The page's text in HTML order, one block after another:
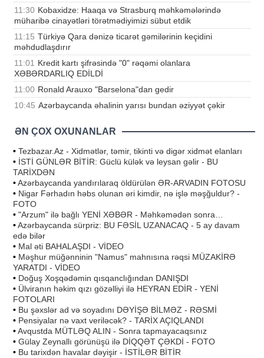
11:30 Kobaxidze: Haaqa və Strasburq məhkəmələrində
müharibə cinayətləri törətmədiyimizi sübut etdik
11:15 Türkiyə Qara dənizə ticarət gəmilərinin keçidini
məhdudlaşdırır
11:01 Kredit kartı şifrəsində "0" rəqəmi olanlara
XƏBƏRDARLIQ EDİLDİ
11:00 Ronald Arauxo "Barselona"dan gedir
10:45 Azərbaycanda əhalinin yarısı bundan əziyyət çəkir
ƏN ÇOX OXUNANLAR
• Tezbazar.Az - Xidmətlər, təmir, tikinti və digər xidmət elanları
• İSTİ GÜNLƏR BİTİR: Güclü külək və leysan gəlir - BU
TARİXDƏN
•Azərbaycanda yandırılaraq öldürülən ƏR-ARVADIN FOTOSU
• Nigar Fərhadın həbs olunan əri kimdir, nə işlə məşğuldur? -
FOTO
• "Arzum" ilə bağlı YENİ XƏBƏR - Məhkəmədən sonra…
•Azərbaycanda sürpriz: BU FƏSİL UZANACAQ - 5 ay davam
edə bilər
• Mal əti BAHALAŞDI - VİDEO
• Məşhur müğənninin "Namus" mahnısına rəqsi MÜZAKİRƏ
YARATDI - VİDEO
• Doğuş Xoşqədəmin qısqanclığından DANIŞDI
• Ülviranın həkim qızı gözəlliyi ilə HEYRAN EDİR - YENİ
FOTOLARI
• Bu şəxslər ad və soyadını DƏYİŞƏ BİLMƏZ - RƏSMİ
• Pensiyalar nə vaxt veriləcək? - TARİX AÇIQLANDI
•Avqustda MÜTLƏQ ALIN - Sonra tapmayacaqsınız
• Gülay Zeynallı görünüşü ilə DİQQƏT ÇƏKDİ - FOTO
• Bu tarixdən havalar dəyişir - İSTİLƏR BİTİR